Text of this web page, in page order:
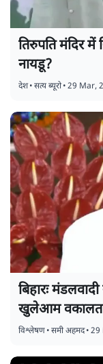
तिरुपति मंदिर में
नायडू?
देश•सत्य ब्यूरो•29 Mar,
बिहारः
खुलेआम
विश्लेषण•समी अहमद•29